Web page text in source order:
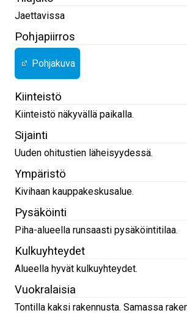
Jaettavissa
Pohjapiirros
Pohjakuva
Kiinteistö
Kiinteistö näkyvällä paikalla.
Sijainti
Uuden ohitustien läheisyydessä.
Ympäristö
Kivihaan kauppakeskusalue.
Pysäköinti
Piha-alueella runsaasti pysäköintitilaa.
Kulkuyhteydet
Alueella hyvät kulkuyhteydet.
Vuokralaisia
Tontilla kaksi rakennusta. Samassa